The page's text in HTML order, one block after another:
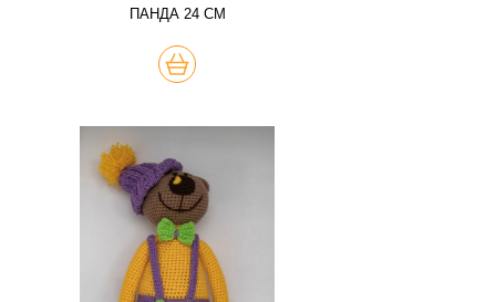
ПАНДА 24 СМ
КУПИТЬ